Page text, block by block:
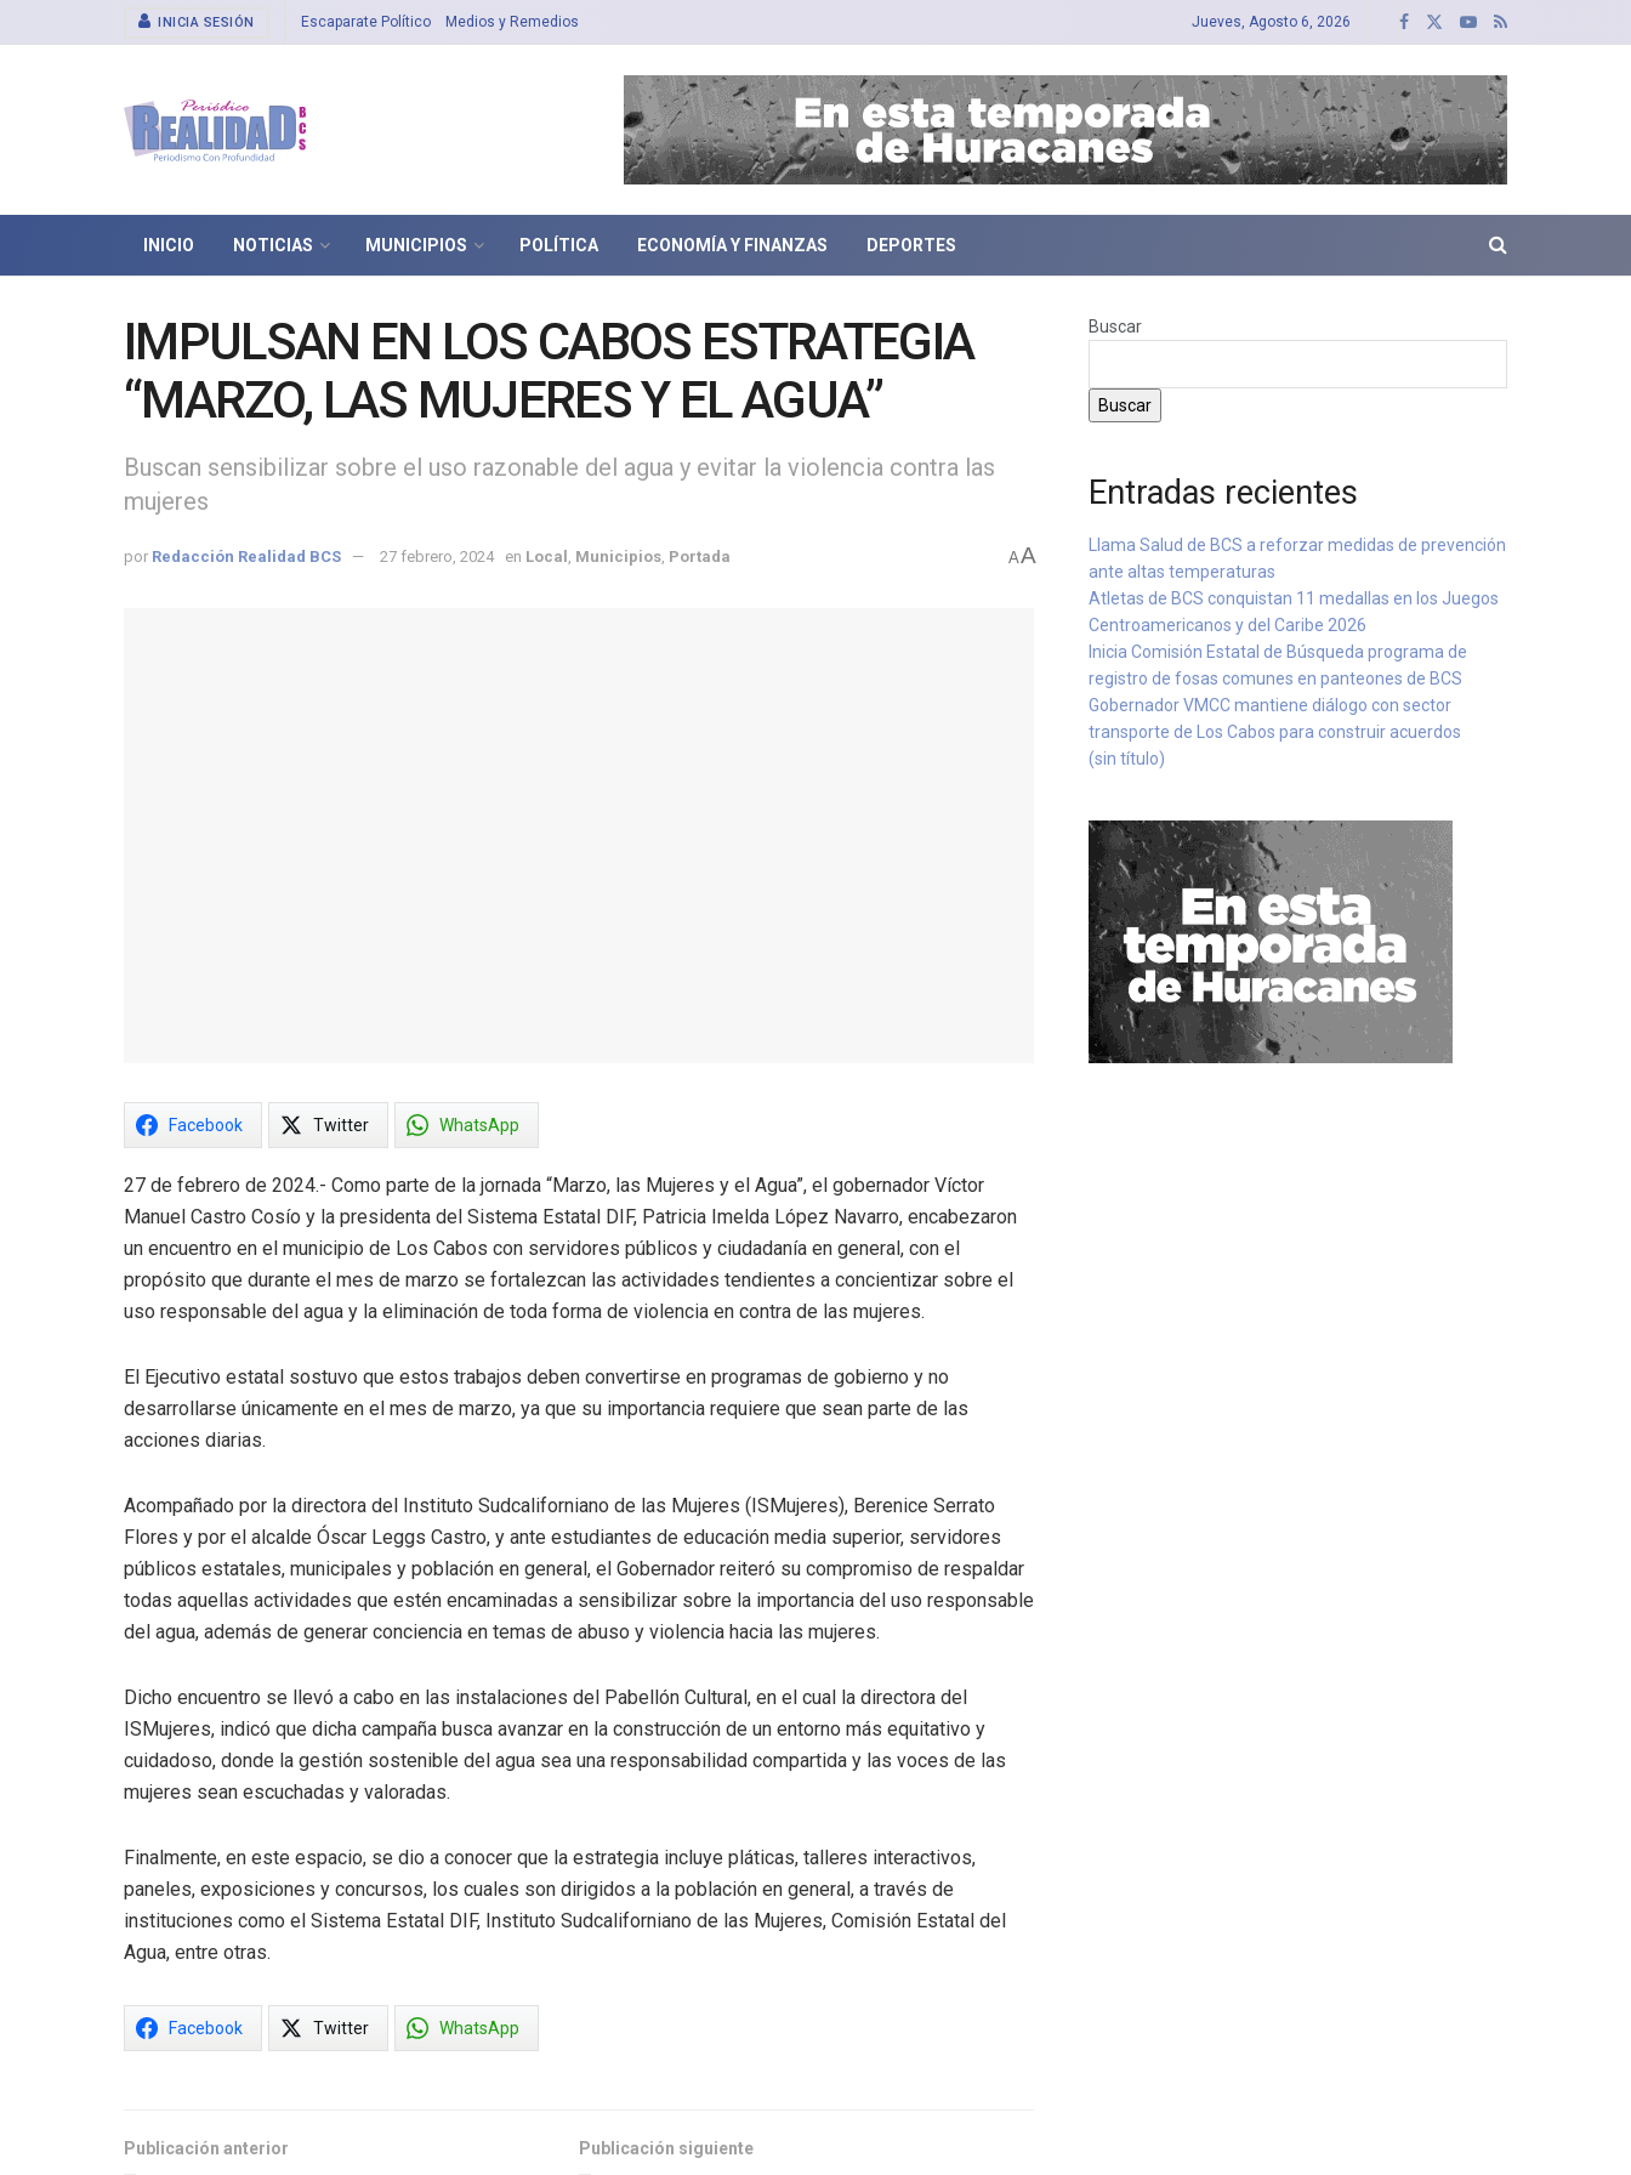
INICIA SESIÓN Escaparate Político Medios y Remedios Jueves, Agosto 6, 2026
INICIO NOTICIAS MUNICIPIOS POLÍTICA ECONOMÍA Y FINANZAS DEPORTES
IMPULSAN EN LOS CABOS ESTRATEGIA
“MARZO, LAS MUJERES Y EL AGUA”
Buscan sensibilizar sobre el uso razonable del agua y evitar la violencia contra las
mujeres
por Redacción Realidad BCS 27 febrero, 2024 en Local Municipios Portada AA
Facebook Twitter WhatsApp
27 de febrero de 2024.- Como parte de la jornada “Marzo, las Mujeres y el Agua”, el gobernador Víctor
Manuel Castro Cosío y la presidenta del Sistema Estatal DIF, Patricia Imelda López Navarro, encabezaron
un encuentro en el municipio de Los Cabos con servidores públicos y ciudadanía en general, con el
propósito que durante el mes de marzo se fortalezcan las actividades tendientes a concientizar sobre el
uso responsable del agua y la eliminación de toda forma de violencia en contra de las mujeres.
El Ejecutivo estatal sostuvo que estos trabajos deben convertirse en programas de gobierno y no
desarrollarse únicamente en el mes de marzo, ya que su importancia requiere que sean parte de las
acciones diarias.
Acompañado por la directora del Instituto Sudcaliforniano de las Mujeres (ISMujeres), Berenice Serrato
Flores y por el alcalde Óscar Leggs Castro, y ante estudiantes de educación media superior, servidores
públicos estatales, municipales y población en general, el Gobernador reiteró su compromiso de respaldar
todas aquellas actividades que estén encaminadas a sensibilizar sobre la importancia del uso responsable
del agua, además de generar conciencia en temas de abuso y violencia hacia las mujeres.
Dicho encuentro se llevó a cabo en las instalaciones del Pabellón Cultural, en el cual la directora del
ISMujeres, indicó que dicha campaña busca avanzar en la construcción de un entorno más equitativo y
cuidadoso, donde la gestión sostenible del agua sea una responsabilidad compartida y las voces de las
mujeres sean escuchadas y valoradas.
Finalmente, en este espacio, se dio a conocer que la estrategia incluye pláticas, talleres interactivos,
paneles, exposiciones y concursos, los cuales son dirigidos a la población en general, a través de
instituciones como el Sistema Estatal DIF, Instituto Sudcaliforniano de las Mujeres, Comisión Estatal del
Agua, entre otras.
Facebook Twitter WhatsApp
Publicación anterior Publicación siguiente
Buscar
Buscar
Entradas recientes
Llama Salud de BCS a reforzar medidas de prevención
ante altas temperaturas
Atletas de BCS conquistan 11 medallas en los Juegos
Centroamericanos y del Caribe 2026
Inicia Comisión Estatal de Búsqueda programa de
registro de fosas comunes en panteones de BCS
Gobernador VMCC mantiene diálogo con sector
transporte de Los Cabos para construir acuerdos
(sin título)